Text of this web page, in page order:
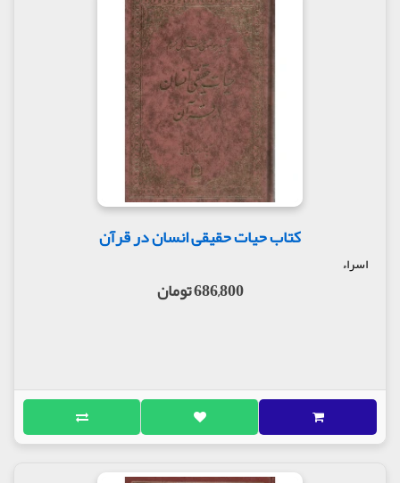
کتاب حیات حقیقی انسان در قرآن
اسراء
686,800 تومان